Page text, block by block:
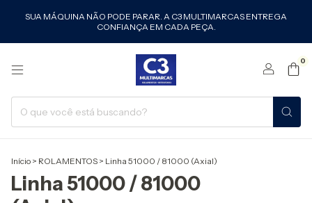
SUA MÁQUINA NÃO PODE PARAR. A C3 MULTIMARCAS ENTREGA
CONFIANÇA EM CADA PEÇA.
0
Início > ROLAMENTOS > Linha 51000 / 81000 (Axial)
Linha 51000 / 81000